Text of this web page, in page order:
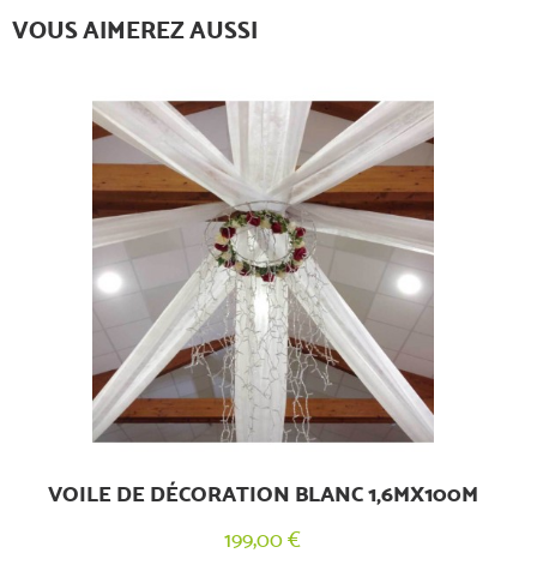
VOUS AIMEREZ AUSSI
VOILE DE DÉCORATION BLANC 1,6MX100M
199,00 €